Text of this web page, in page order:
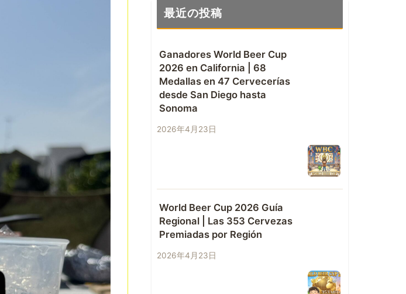
最近の投稿
Ganadores World Beer Cup
2026 en California | 68
Medallas en 47 Cervecerías
desde San Diego hasta
Sonoma
2026年4月23日
World Beer Cup 2026 Guía
Regional | Las 353 Cervezas
Premiadas por Región
2026年4月23日